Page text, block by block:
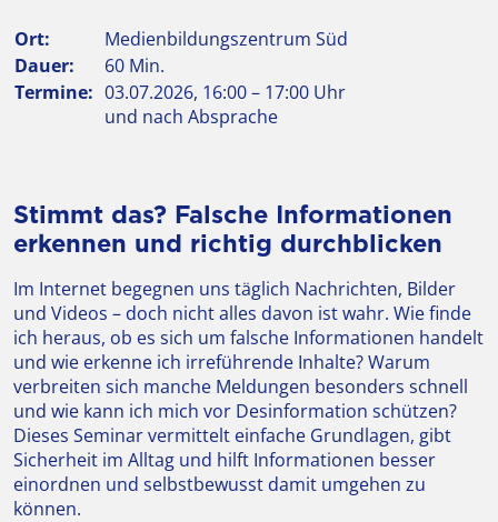
Ort:
Medienbildungszentrum Süd
Dauer:
60 Min.
Termine: 03.07.2026, 16:00 – 17:00 Uhr
und nach Absprache
Stimmt das? Falsche Informationen
erkennen und richtig durchblicken
Im Internet begegnen uns täglich Nachrichten, Bilder
und Videos – doch nicht alles davon ist wahr. Wie finde
ich heraus, ob es sich um falsche Informationen handelt
und wie erkenne ich irreführende Inhalte? Warum
verbreiten sich manche Meldungen besonders schnell
und wie kann ich mich vor Desinformation schützen?
Dieses Seminar vermittelt einfache Grundlagen, gibt
Sicherheit im Alltag und hilft Informationen besser
einordnen und selbstbewusst damit umgehen zu
können.